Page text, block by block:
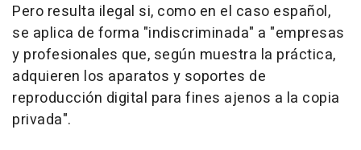
Pero resulta ilegal si, como en el caso español,
se aplica de forma "indiscriminada" a "empresas
y profesionales que, según muestra la práctica,
adquieren los aparatos y soportes de
reproducción digital para fines ajenos a la copia
privada".